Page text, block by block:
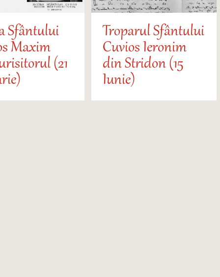
Sfântului
Maxim
(21
Troparul Sfântului
Cuvios Ieronim
din Stridon (15
Iunie)